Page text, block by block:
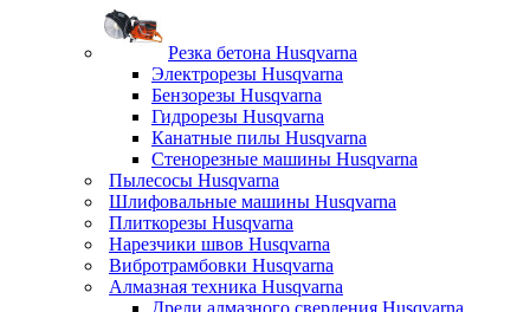
Резка бетона Husqvarna
Электрорезы Husqvarna
Бензорезы Husqvarna
Гидрорезы Husqvarna
Канатные пилы Husqvarna
Стенорезные машины Husqvarna
Пылесосы Husqvarna
Шлифовальные машины Husqvarna
Плиткорезы Husqvarna
Нарезчики швов Husqvarna
Вибротрамбовки Husqvarna
Алмазная техника Husqvarna
Дрели алмазного сверления Husqvarna